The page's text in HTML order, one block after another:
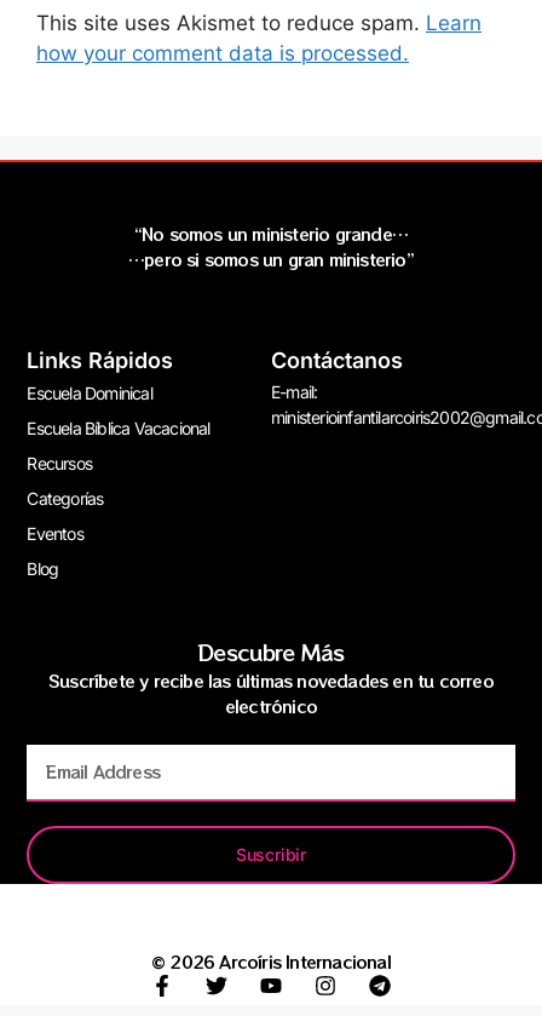
This site uses Akismet to reduce spam. Learn
how your comment data is processed.
“No somos un ministerio grande…
…pero si somos un gran ministerio”
Links Rápidos
Escuela Dominical
Escuela Bíblica Vacacional
Recursos
Categorías
Eventos
Blog
Contáctanos
E-mail:
Descubre Más
Suscríbete y recibe las últimas novedades en tu correo
electrónico
Suscribir
© 2026 Arcoíris Internacional